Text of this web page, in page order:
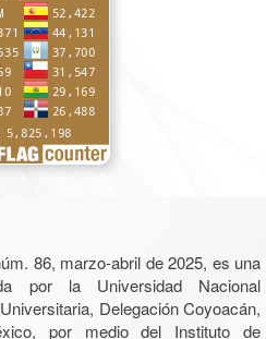
86, marzo-abril de 2025, es una
por la Universidad Nacional
Delegación Coyoacán,
por medio del Instituto de